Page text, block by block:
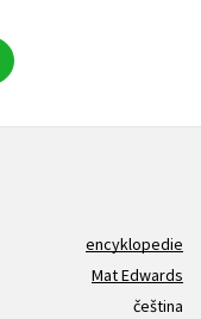
encyklopedie
Mat Edwards
čeština